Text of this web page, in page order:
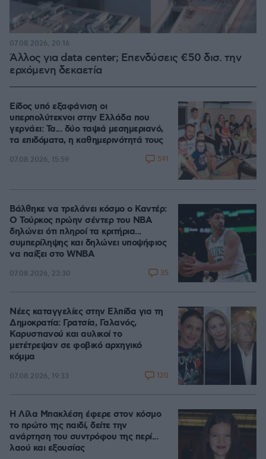
Άλλος για data center; Επενδύσεις €50 δισ. την
ερχόμενη δεκαετία
07.08.2026, 20:16
Είδος υπό εξαφάνιση οι
υπερπολύτεκνοι στην Ελλάδα που
γερνάει: Τα... δύο ταψιά μεσημεριανό,
τα επιδόματα, η καθημερινότητά τους
07.08.2026, 15:59 591
Βάλθηκε να τρελάνει κόσμο ο Καντέρ:
Ο Τούρκος πρώην σέντερ του NBA
δηλώνει ότι πληροί τα κριτήρια...
συμπερίληψης και δηλώνει υποψήφιος
να παίξει στο WNBA
07.08.2026, 23:30 35
Νέες καταγγελίες στην Ελπίδα για τη
Δημοκρατία: Γρατσία, Γαλανός,
Καρυστιανού και αυλικοί το
μετέτρεψαν σε φοβικό αρχηγικό
κόμμα
07.08.2026, 19:33 120
Η Λίλα Μπακλέση έφερε στον κόσμο
το πρώτο της παιδί, δείτε την
ανάρτηση του συντρόφου της περί...
λαού και εξουσίας